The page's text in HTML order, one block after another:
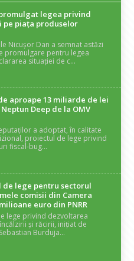
legea privind
piaţa produselor
Nicușor Dan a semnat astăzi
promulgare pentru legea
situației de c...
aproape 13 miliarde de lei
Deep de la OMV
a adoptat, în calitate
proiectul de lege privind
fiscal-bug...
de lege pentru sectorul
comisii din Camera
euro din PNRR
lege privind dezvoltarea
și răcirii, inițiat de
Burduja...